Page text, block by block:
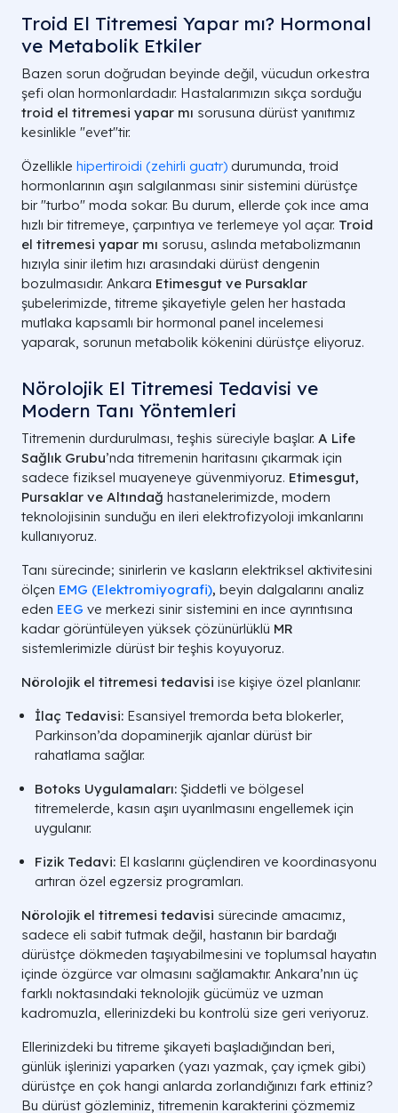
Troid El Titremesi Yapar mı? Hormonal
ve Metabolik Etkiler
Bazen sorun doğrudan beyinde değil, vücudun orkestra
şefi olan hormonlardadır. Hastalarımızın sıkça sorduğu
troid el titremesi yapar mı sorusuna dürüst yanıtımız
kesinlikle "evet"tir.
Özellikle hipertiroidi (zehirli guatr) durumunda, troid
hormonlarının aşırı salgılanması sinir sistemini dürüstçe
bir "turbo" moda sokar. Bu durum, ellerde çok ince ama
hızlı bir titremeye, çarpıntıya ve terlemeye yol açar. Troid
el titremesi yapar mı sorusu, aslında metabolizmanın
hızıyla sinir iletim hızı arasındaki dürüst dengenin
bozulmasıdır. Ankara Etimesgut ve Pursaklar
şubelerimizde, titreme şikayetiyle gelen her hastada
mutlaka kapsamlı bir hormonal panel incelemesi
yaparak, sorunun metabolik kökenini dürüstçe eliyoruz.
Nörolojik El Titremesi Tedavisi ve
Modern Tanı Yöntemleri
Titremenin durdurulması, teşhis süreciyle başlar. A Life
Sağlık Grubu’nda titremenin haritasını çıkarmak için
sadece fiziksel muayeneye güvenmiyoruz. Etimesgut,
Pursaklar ve Altındağ hastanelerimizde, modern
teknolojisinin sunduğu en ileri elektrofizyoloji imkanlarını
kullanıyoruz.
Tanı sürecinde; sinirlerin ve kasların elektriksel aktivitesini
ölçen EMG (Elektromiyografi), beyin dalgalarını analiz
eden EEG ve merkezi sinir sistemini en ince ayrıntısına
kadar görüntüleyen yüksek çözünürlüklü MR
sistemlerimizle dürüst bir teşhis koyuyoruz.
Nörolojik el titremesi tedavisi ise kişiye özel planlanır.
İlaç Tedavisi: Esansiyel tremorda beta blokerler,
Parkinson’da dopaminerjik ajanlar dürüst bir
rahatlama sağlar.
Botoks Uygulamaları: Şiddetli ve bölgesel
titremelerde, kasın aşırı uyarılmasını engellemek için
uygulanır.
Fizik Tedavi: El kaslarını güçlendiren ve koordinasyonu
artıran özel egzersiz programları.
Nörolojik el titremesi tedavisi sürecinde amacımız,
sadece eli sabit tutmak değil, hastanın bir bardağı
dürüstçe dökmeden taşıyabilmesini ve toplumsal hayatın
içinde özgürce var olmasını sağlamaktır. Ankara’nın üç
farklı noktasındaki teknolojik gücümüz ve uzman
kadromuzla, ellerinizdeki bu kontrolü size geri veriyoruz.
Ellerinizdeki bu titreme şikayeti başladığından beri,
günlük işlerinizi yaparken (yazı yazmak, çay içmek gibi)
dürüstçe en çok hangi anlarda zorlandığınızı fark ettiniz?
Bu dürüst gözleminiz, titremenin karakterini çözmemiz